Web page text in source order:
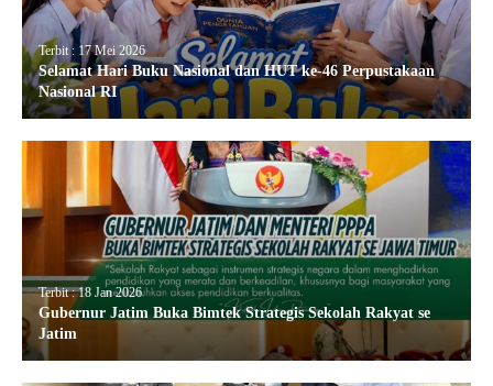
Terbit : 17 Mei 2026
Selamat Hari Buku Nasional dan HUT ke-46 Perpustakaan
Nasional RI
Terbit : 18 Jan 2026
Gubernur Jatim Buka Bimtek Strategis Sekolah Rakyat se
Jatim